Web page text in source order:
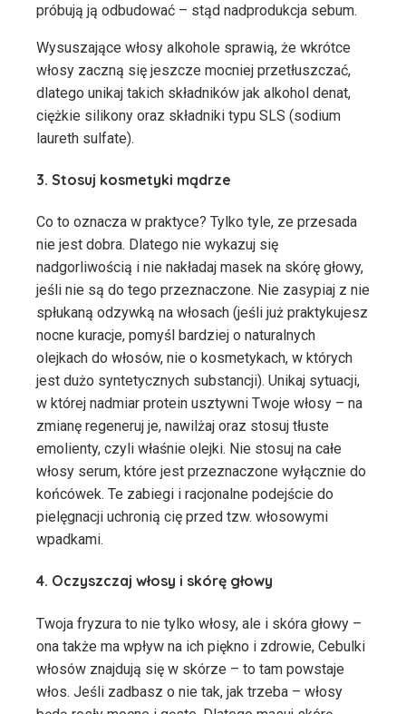
próbują ją odbudować – stąd nadprodukcja sebum.
Wysuszające włosy alkohole sprawią, że wkrótce
włosy zaczną się jeszcze mocniej przetłuszczać,
dlatego unikaj takich składników jak alkohol denat,
ciężkie silikony oraz składniki typu SLS (sodium
laureth sulfate).
3. Stosuj kosmetyki mądrze
Co to oznacza w praktyce? Tylko tyle, ze przesada
nie jest dobra. Dlatego nie wykazuj się
nadgorliwością i nie nakładaj masek na skórę głowy,
jeśli nie są do tego przeznaczone. Nie zasypiaj z nie
spłukaną odzywką na włosach (jeśli już praktykujesz
nocne kuracje, pomyśl bardziej o naturalnych
olejkach do włosów, nie o kosmetykach, w których
jest dużo syntetycznych substancji). Unikaj sytuacji,
w której nadmiar protein usztywni Twoje włosy – na
zmianę regeneruj je, nawilżaj oraz stosuj tłuste
emolienty, czyli właśnie olejki. Nie stosuj na całe
włosy serum, które jest przeznaczone wyłącznie do
końcówek. Te zabiegi i racjonalne podejście do
pielęgnacji uchronią cię przed tzw. włosowymi
wpadkami.
4. Oczyszczaj włosy i skórę głowy
Twoja fryzura to nie tylko włosy, ale i skóra głowy –
ona także ma wpływ na ich piękno i zdrowie, Cebulki
włosów znajdują się w skórze – to tam powstaje
włos. Jeśli zadbasz o nie tak, jak trzeba – włosy